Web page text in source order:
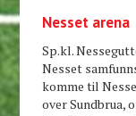
Nesset arena
Sp.kl.
Nesset
komme til
over Sundbrua,